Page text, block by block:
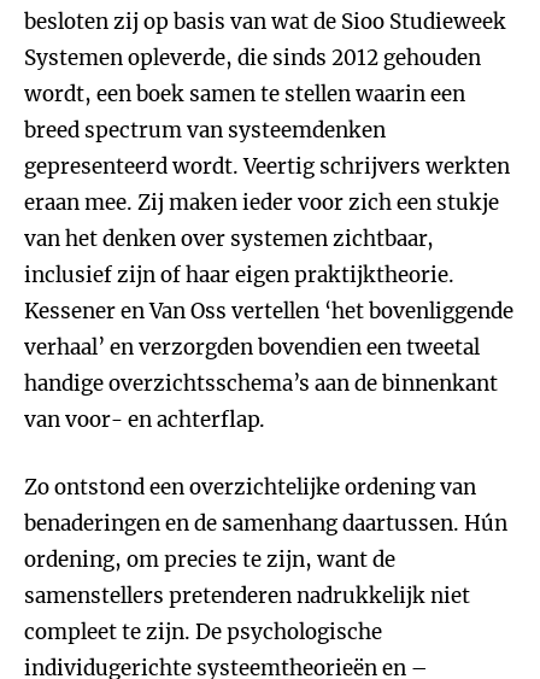
besloten zij op basis van wat de Sioo Studieweek
Systemen opleverde, die sinds 2012 gehouden
wordt, een boek samen te stellen waarin een
breed spectrum van systeemdenken
gepresenteerd wordt. Veertig schrijvers werkten
eraan mee. Zij maken ieder voor zich een stukje
van het denken over systemen zichtbaar,
inclusief zijn of haar eigen praktijktheorie.
Kessener en Van Oss vertellen ‘het bovenliggende
verhaal’ en verzorgden bovendien een tweetal
handige overzichtsschema’s aan de binnenkant
van voor- en achterflap.
Zo ontstond een overzichtelijke ordening van
benaderingen en de samenhang daartussen. Hún
ordening, om precies te zijn, want de
samenstellers pretenderen nadrukkelijk niet
compleet te zijn. De psychologische
individugerichte systeemtheorieën en –